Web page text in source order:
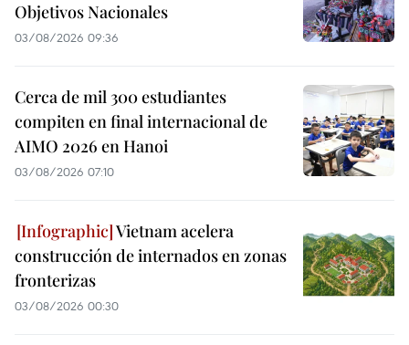
Objetivos Nacionales
03/08/2026 09:36
Cerca de mil 300 estudiantes
compiten en final internacional de
AIMO 2026 en Hanoi
03/08/2026 07:10
Vietnam acelera
construcción de internados en zonas
fronterizas
03/08/2026 00:30